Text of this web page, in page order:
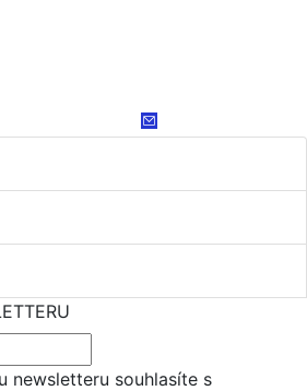
newsletteru souhlasíte s